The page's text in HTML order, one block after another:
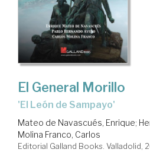
El General Morillo
'El León de Sampayo'
Mateo de Navascués, Enrique;
Molina Franco, Carlos
Editorial Galland Books. Valladolid,